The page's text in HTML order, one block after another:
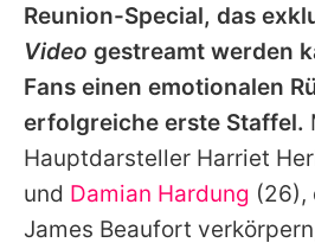
Utiq
Reunion-Special, das
Video gestreamt werden
Fans einen emotionalen
erfolgreiche erste Staffel.
Hauptdarsteller Harriet
und Damian Hardung (26),
James Beaufort